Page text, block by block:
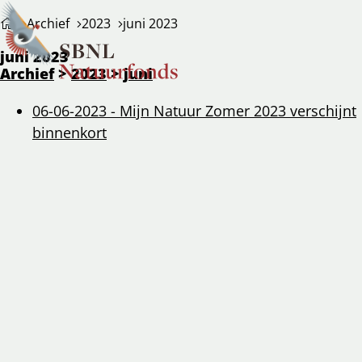
Archief 2023 juni 2023
juni 2023
Archief > 2023 > juni
06-06-2023 - Mijn Natuur Zomer 2023 verschijnt
binnenkort